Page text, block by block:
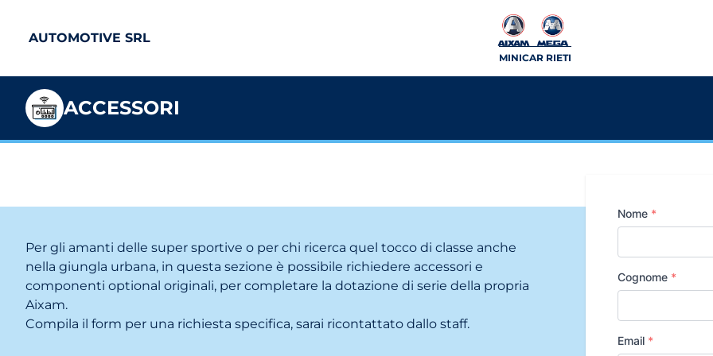
AUTOMOTIVE SRL
MINICAR RIETI
ACCESSORI
Per gli amanti delle super sportive o per chi ricerca quel tocco di classe anche
nella giungla urbana, in questa sezione è possibile richiedere accessori e
componenti optional originali, per completare la dotazione di serie della propria
Aixam.
Compila il form per una richiesta specifica, sarai ricontattato dallo staff.
Nome *
Cognome *
Email *